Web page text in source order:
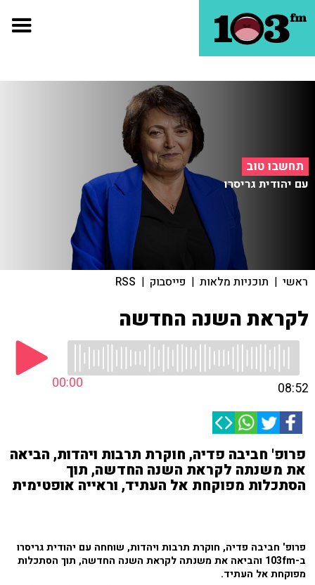
תחשבו טוב
עם יהודית גריסרו
ראשי | תוכניות מלאות | פייסבוק |
RSS
לקראת השנה החדשה
00:00 08:52
פרופ' חביבה פדיה, חוקרת תרבות ויהדות, הביאה
את משנתה לקראת השנה החדשה, תוך
הסתכלות מפוקחת אל העתיד, וראייה אופטימית
פרופ' חביבה פדיה, חוקרת תרבות ויהדות, שוחחה עם יהודית גריסרו
ב-103fm והביאה את משנתה לקראת השנה החדשה, תוך הסתכלות
מפוקחת אל העתיד.